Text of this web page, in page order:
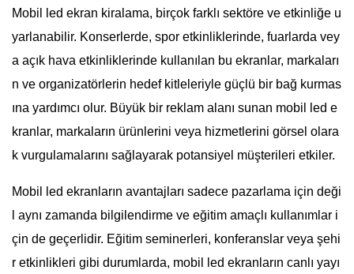
Mobil led ekran kiralama, birçok farklı sektöre ve etkinliğe u
yarlanabilir. Konserlerde, spor etkinliklerinde, fuarlarda vey
a açık hava etkinliklerinde kullanılan bu ekranlar, markaları
n ve organizatörlerin hedef kitleleriyle güçlü bir bağ kurmas
ına yardımcı olur. Büyük bir reklam alanı sunan mobil led e
kranlar, markaların ürünlerini veya hizmetlerini görsel olara
k vurgulamalarını sağlayarak potansiyel müşterileri etkiler.
Mobil led ekranların avantajları sadece pazarlama için deği
l aynı zamanda bilgilendirme ve eğitim amaçlı kullanımlar i
çin de geçerlidir. Eğitim seminerleri, konferanslar veya şehi
r etkinlikleri gibi durumlarda, mobil led ekranların canlı yayı